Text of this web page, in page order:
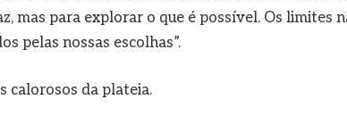
mas para explorar o que é possível. Os limites
pelas nossas escolhas”.
calorosos da plateia.